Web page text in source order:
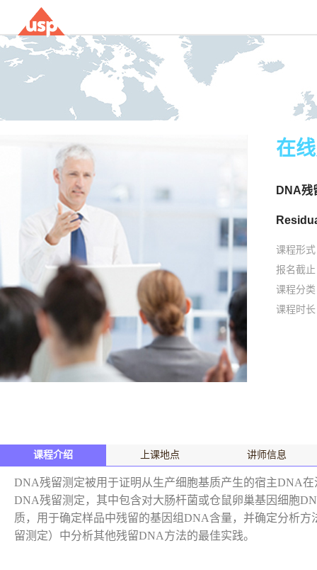
在
DNA残
课程形式
报名截止
课程分类
课程时长
课程介绍 上课地点 讲师信息
DNA残留测定被用于证明从生产细胞基质产生的宿主DNA
DNA残留测定，其中包含对大肠杆菌或仓鼠卵巢基因细胞
质，用于确定样品中残留的基因组DNA含量，并确定分析
留测定）中分析其他残留DNA方法的最佳实践。